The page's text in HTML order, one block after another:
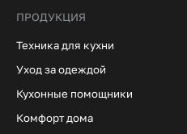
ПРОДУКЦИЯ
Техника для кухни
Уход за одеждой
Кухонные помощники
Комфорт дома